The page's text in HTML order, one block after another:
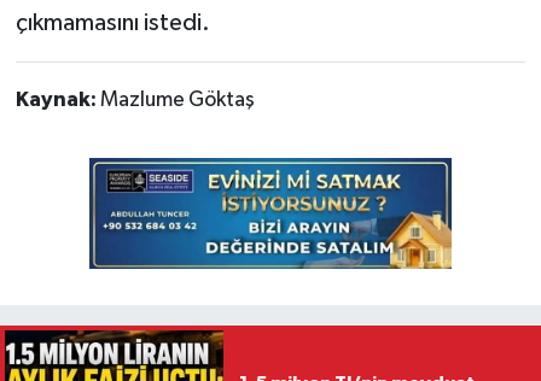
çıkmamasını istedi.
Kaynak: Mazlume Göktaş